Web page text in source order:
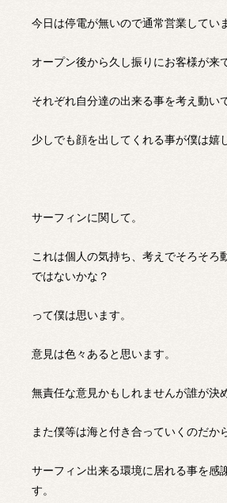
今日は停電が無いので通常営業してい
オープン後から久し振りにお客様が来
それぞれ自分達の出来る事を考え動い
少しでも顔を出してくれる事が僕は嬉
サーフィンに関して。
これは個人の気持ち、考えでそろそろ
ではないかな？
って僕は思います。
意見は色々あると思います。
無責任な意見かもしれませんが誰が決
また僕等は海と付き合っていくのだか
サーフィン出来る環境に居れる事を感
す。